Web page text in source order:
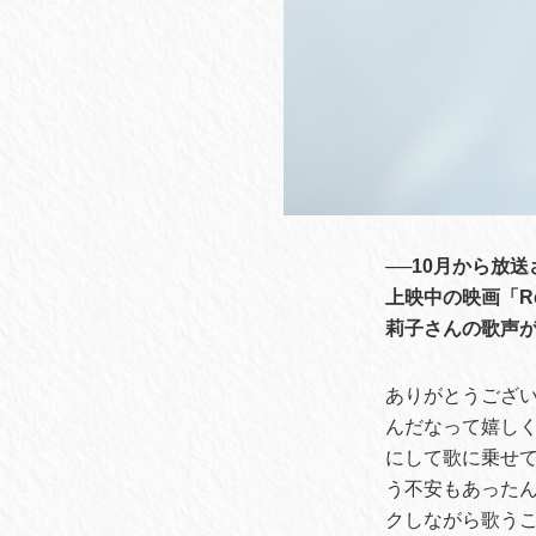
──10月から放送
上映中の映画「
莉子さんの歌声
ありがとうござ
んだなって嬉し
にして歌に乗せ
う不安もあった
クしながら歌う